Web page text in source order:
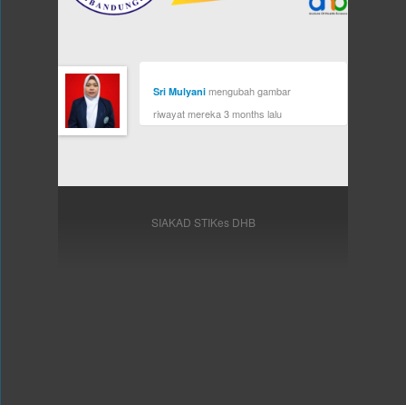
Sri Mulyani mengubah gambar
riwayat mereka3 months lalu
SIAKAD STIKes DHB